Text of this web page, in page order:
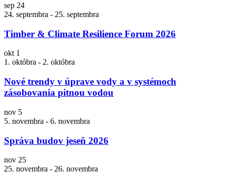
sep 24
24. septembra - 25. septembra
Timber & Climate Resilience Forum 2026
okt 1
1. októbra - 2. októbra
Nové trendy v úprave vody a v systémoch
zásobovania pitnou vodou
nov 5
5. novembra - 6. novembra
Správa budov jeseň 2026
nov 25
25. novembra - 26. novembra